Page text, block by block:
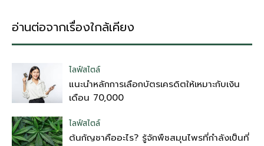
อ่านต่อจากเรื่องใกล้เคียง
ไลฟ์สไตล์
แนะนำหลักการเลือกบัตรเครดิตให้เหมาะกับเงิน
เดือน 70,000
ไลฟ์สไตล์
ต้นกัญชาคืออะไร? รู้จักพืชสมุนไพรที่กำลังเป็นที่